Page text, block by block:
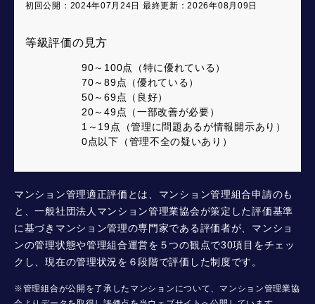
初回公開：2024年07月24日 最終更新：2026年08月09日
等級評価の見方
90～100点（特に優れている）
70～89点（優れている）
50～69点（良好）
20～49点（一部改善が必要）
1～19点（管理に問題あるが情報開示あり）
0点以下（管理不全の疑いあり）
マンション管理適正評価とは、マンション管理組合申請のも
と、一般社団法人マンション管理業協会が策定した評価基準
に基づきマンション管理の専門家である評価者が、マンショ
ンの管理状態や管理組合運営を５つの観点で30項目をチェッ
クし、現在の管理状況を６段階で評価した制度です。
※管理組合が公開を了承したマンションについて、マンション管理業協